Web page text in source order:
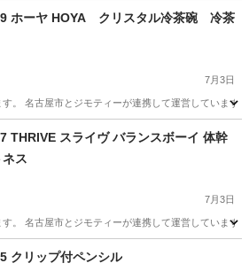
現地
ホーヤ HOYA クリスタル冷茶碗 冷茶
7月3日
す。 名古屋市とジモティーが連携して運営してい
THRIVE スライヴ バランスボーイ 体幹
ス
7月3日
す。 名古屋市とジモティーが連携して運営していま
リユース
クリップ付ペンシル